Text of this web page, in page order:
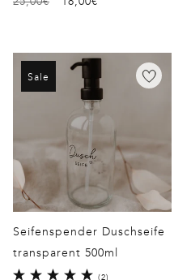
Sale
Seifenspender Duschseife
transparent 500ml
(2)